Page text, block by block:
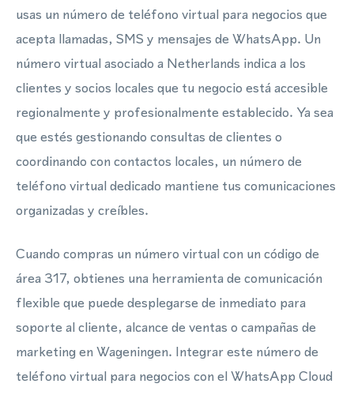
usas un número de teléfono virtual para negocios que
acepta llamadas, SMS y mensajes de WhatsApp. Un
número virtual asociado a Netherlands indica a los
clientes y socios locales que tu negocio está accesible
regionalmente y profesionalmente establecido. Ya sea
que estés gestionando consultas de clientes o
coordinando con contactos locales, un número de
teléfono virtual dedicado mantiene tus comunicaciones
organizadas y creíbles.
Cuando compras un número virtual con un código de
área 317, obtienes una herramienta de comunicación
flexible que puede desplegarse de inmediato para
soporte al cliente, alcance de ventas o campañas de
marketing en Wageningen. Integrar este número de
teléfono virtual para negocios con el WhatsApp Cloud